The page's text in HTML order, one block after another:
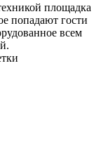
площадка
попадают гости
всем